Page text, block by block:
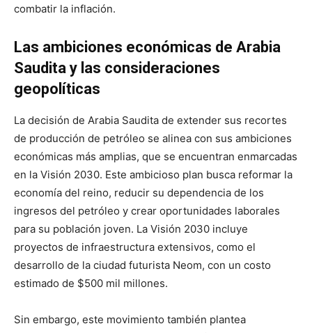
combatir la inflación.
Las ambiciones económicas de Arabia
Saudita y las consideraciones
geopolíticas
La decisión de Arabia Saudita de extender sus recortes
de producción de petróleo se alinea con sus ambiciones
económicas más amplias, que se encuentran enmarcadas
en la Visión 2030. Este ambicioso plan busca reformar la
economía del reino, reducir su dependencia de los
ingresos del petróleo y crear oportunidades laborales
para su población joven. La Visión 2030 incluye
proyectos de infraestructura extensivos, como el
desarrollo de la ciudad futurista Neom, con un costo
estimado de $500 mil millones.
Sin embargo, este movimiento también plantea